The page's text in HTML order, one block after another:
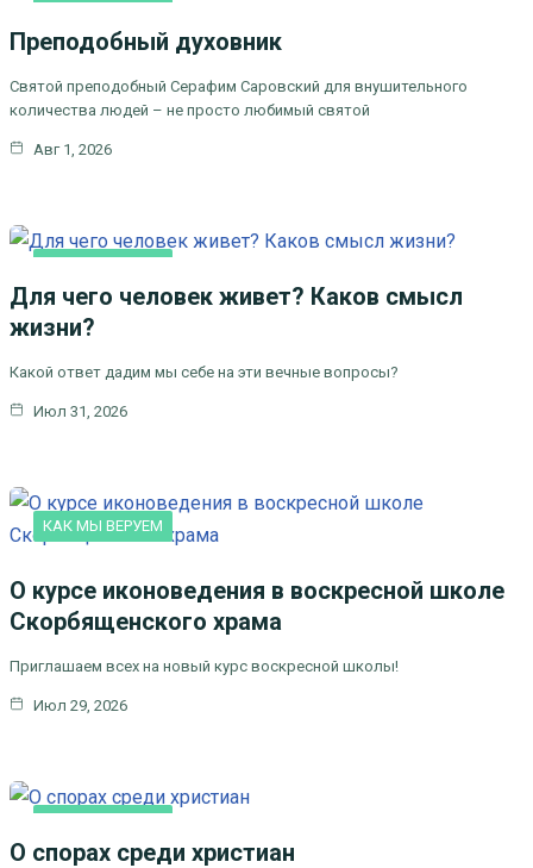
ЦЕРКОВНЫЕ
Преподобный духовник
Святой преподобный Серафим Саровский для внушительного
количества людей – не просто любимый святой
Авг 1, 2026
Для чего человек живет? Каков смысл
жизни?
Какой ответ дадим мы себе на эти вечные вопросы?
Июл 31, 2026
КАК МЫ ВЕРУЕМ
О курсе иконоведения в воскресной школе
Скорбященского храма
Приглашаем всех на новый курс воскресной школы!
Июл 29, 2026
О спорах среди христиан